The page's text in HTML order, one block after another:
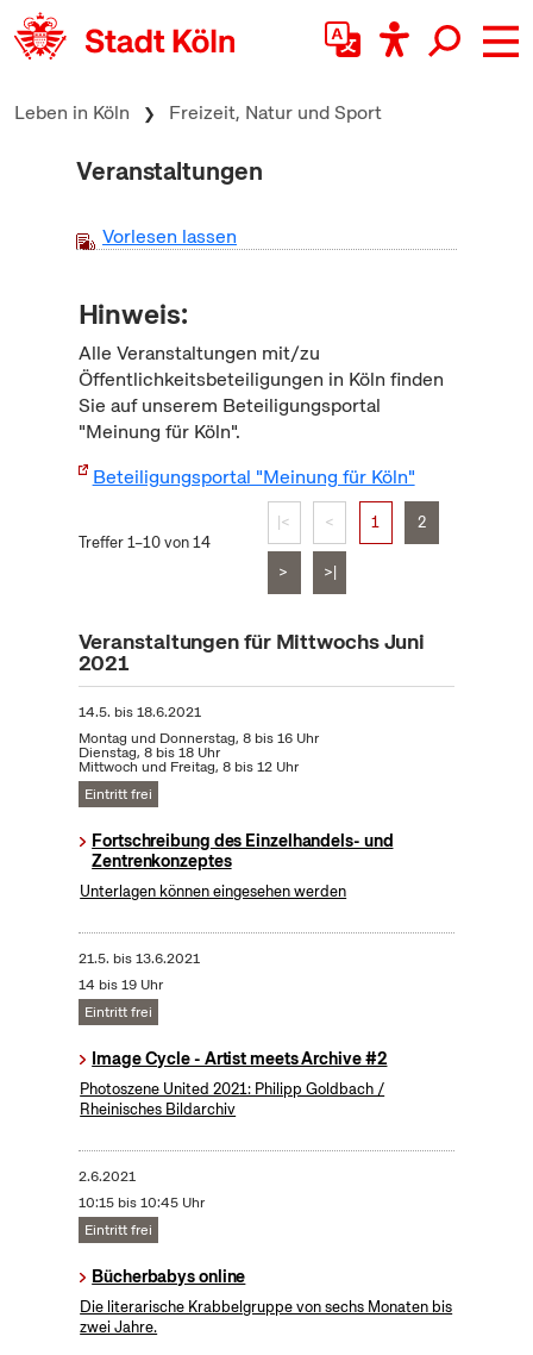
zum Inhalt springen
Leben in Köln Freizeit, Natur und Sport
Veranstaltungen
Vorlesen lassen
Hinweis:
Alle Veranstaltungen mit/zu
Öffentlichkeitsbeteiligungen in Köln finden
Sie auf unserem Beteiligungsportal
"Meinung für Köln".
Beteiligungsportal "Meinung für Köln"
Treffer 1–10 von 14
|< < 1 2
> >|
Veranstaltungen für Mittwochs Juni
2021
14.5. bis18.6.2021
Montag und Donnerstag, 8 bis 16 Uhr
Dienstag, 8 bis 18 Uhr
Mittwoch und Freitag, 8 bis 12 Uhr
Eintritt frei
Fortschreibung des Einzelhandels- und
Zentrenkonzeptes
Unterlagen können eingesehen werden
21.5. bis13.6.2021
14 bis 19 Uhr
Eintritt frei
Image Cycle - Artist meets Archive #2
Photoszene United 2021: Philipp Goldbach /
Rheinisches Bildarchiv
2.6.2021
10:15 bis 10:45 Uhr
Eintritt frei
Bücherbabys online
Die literarische Krabbelgruppe von sechs Monaten bis
zwei Jahre.